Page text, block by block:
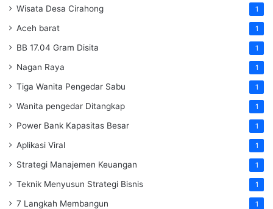
Wisata Desa Cirahong 1
Aceh barat 1
BB 17.04 Gram Disita 1
Nagan Raya 1
Tiga Wanita Pengedar Sabu 1
Wanita pengedar Ditangkap 1
Power Bank Kapasitas Besar 1
Aplikasi Viral 1
Strategi Manajemen Keuangan 1
Teknik Menyusun Strategi Bisnis 1
7 Langkah Membangun 1